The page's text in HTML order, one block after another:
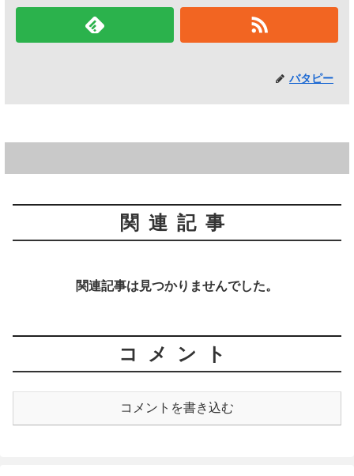
バタピー
関連記事
関連記事は見つかりませんでした。
コメント
コメントを書き込む